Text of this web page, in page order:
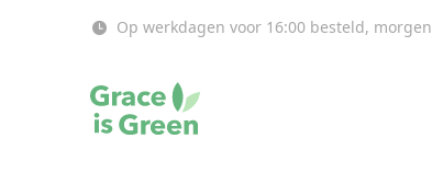
Op werkdagen voor 16:00 besteld, morgen in huis!